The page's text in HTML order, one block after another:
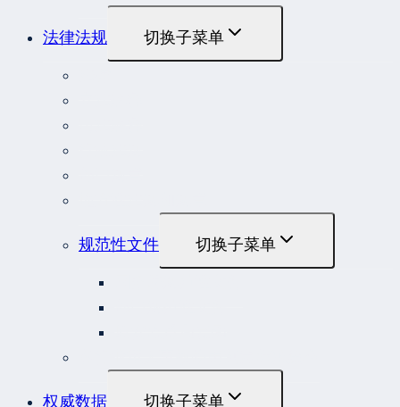
法律法规 切换子菜单
规范性文件 切换子菜单
权威数据 切换子菜单